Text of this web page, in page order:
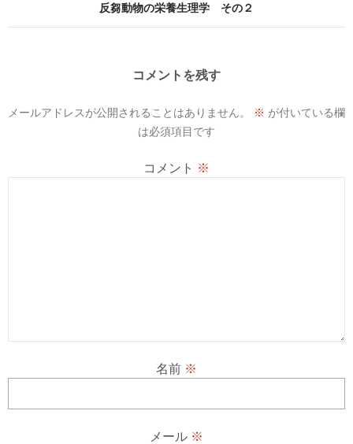
ョ
反芻動物の栄養生理学 その２
コメントを残す
メールアドレスが公開されることはありません。 ※ が付いている欄
は必須項目です
コメント ※
名前 ※
メール ※